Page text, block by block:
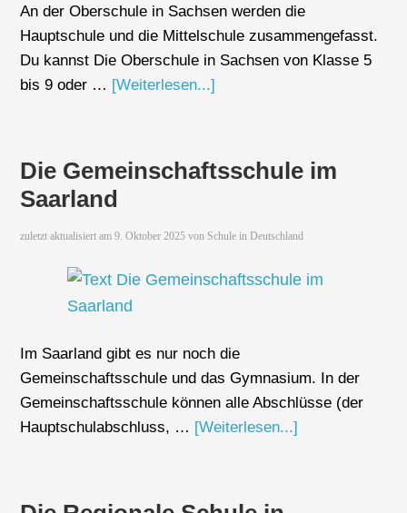
An der Oberschule in Sachsen werden die
Hauptschule und die Mittelschule zusammengefasst.
Du kannst Die Oberschule in Sachsen von Klasse 5
bis 9 oder … [Weiterlesen...]
Die Gemeinschaftsschule im
Saarland
zuletzt aktualisiert am9. Oktober 2025 von Schule in Deutschland
Im Saarland gibt es nur noch die
Gemeinschaftsschule und das Gymnasium. In der
Gemeinschaftsschule können alle Abschlüsse (der
Hauptschulabschluss, … [Weiterlesen...]